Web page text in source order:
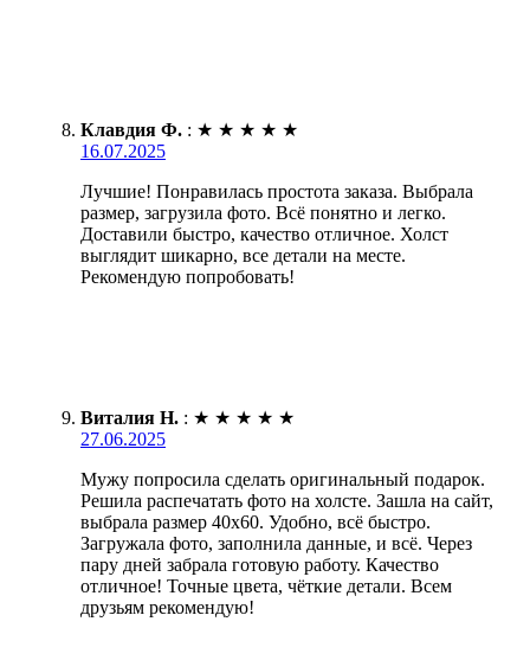
Клавдия Ф. : ★ ★ ★ ★ ★
16.07.2025
Лучшие! Понравилась простота заказа. Выбрала
размер, загрузила фото. Всё понятно и легко.
Доставили быстро, качество отличное. Холст
выглядит шикарно, все детали на месте.
Рекомендую попробовать!
Виталия Н. : ★ ★ ★ ★ ★
27.06.2025
Мужу попросила сделать оригинальный подарок.
Решила распечатать фото на холсте. Зашла на сайт,
выбрала размер 40х60. Удобно, всё быстро.
Загружала фото, заполнила данные, и всё. Через
пару дней забрала готовую работу. Качество
отличное! Точные цвета, чёткие детали. Всем
друзьям рекомендую!